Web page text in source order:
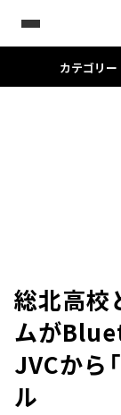
カテゴリー
総北高校
ムが
JVCから
ル